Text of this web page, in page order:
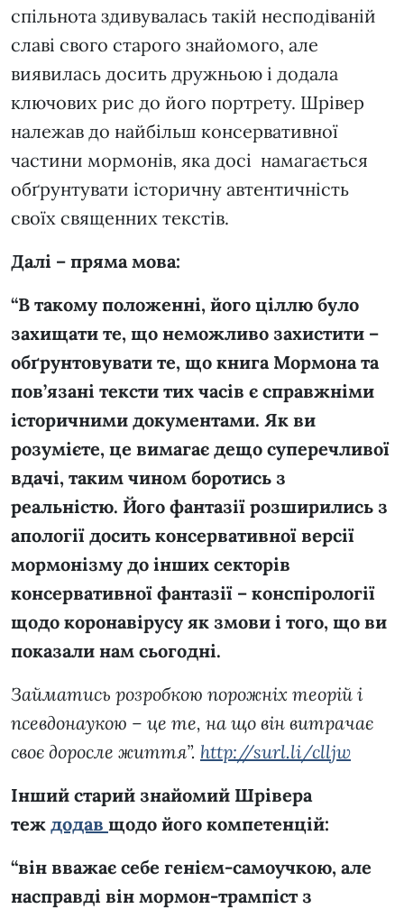
спільнота здивувалась такій несподіваній
славі свого старого знайомого, але
виявилась досить дружньою і додала
ключових рис до його портрету. Шрівер
належав до найбільш консервативної
частини мормонів, яка досі намагається
обґрунтувати історичну автентичність
своїх священних текстів.
Далі – пряма мова:
“В такому положенні, його ціллю було
захищати те, що неможливо захистити –
обґрунтовувати те, що книга Мормона та
пов’язані тексти тих часів є справжніми
історичними документами. Як ви
розумієте, це вимагає дещо суперечливої
вдачі, таким чином боротись з
реальністю. Його фантазії розширились з
апології досить консервативної версії
мормонізму до інших секторів
консервативної фантазії – конспірології
щодо коронавірусу як змови і того, що ви
показали нам сьогодні.
Займатись розробкою порожніх теорій і
псевдонаукою – це те, на що він витрачає
своє доросле життя”. http://surl.li/clljw
Інший старий знайомий Шрівера
теж додав щодо його компетенцій:
“він вважає себе генієм-самоучкою, але
насправді він мормон-трампіст з